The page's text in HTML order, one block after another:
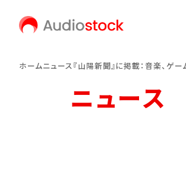
ホームニュース 『山陽新聞』に掲載：音楽、ゲ
ニュース